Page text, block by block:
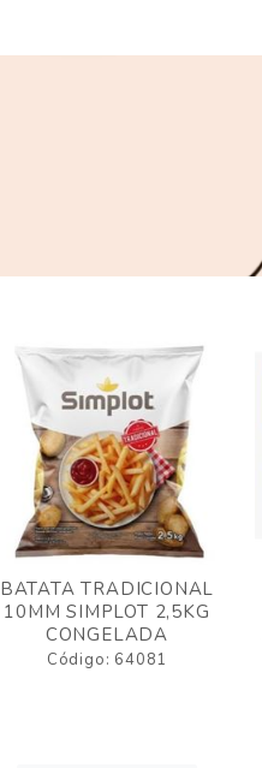
BATATA TRADICIONAL
10MM SIMPLOT 2,5KG
CONGELADA
Código: 64081